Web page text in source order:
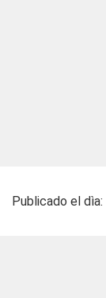
Publicado el